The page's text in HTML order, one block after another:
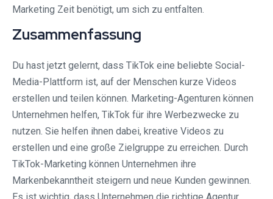
Marketing Zeit benötigt, um sich zu entfalten.
Zusammenfassung
Du hast jetzt gelernt, dass TikTok eine beliebte Social-
Media-Plattform ist, auf der Menschen kurze Videos
erstellen und teilen können. Marketing-Agenturen können
Unternehmen helfen, TikTok für ihre Werbezwecke zu
nutzen. Sie helfen ihnen dabei, kreative Videos zu
erstellen und eine große Zielgruppe zu erreichen. Durch
TikTok-Marketing können Unternehmen ihre
Markenbekanntheit steigern und neue Kunden gewinnen.